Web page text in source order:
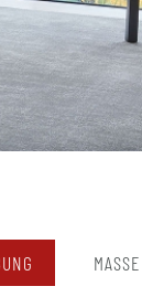
MASSE